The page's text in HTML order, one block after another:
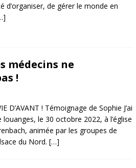
par Dieu”
GUERISON, DELIVRANCE
11
d’organiser, de gérer le monde en
médecins ne
!
D’AVANT ! Témoignage de Sophie J’ai
louanges, le 30 octobre 2022, à l’église
animée par les groupes de
du Nord. […]